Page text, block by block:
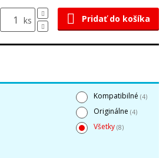
ks Pridať do košíka
Kompatibilné (4)
Originálne (4)
Všetky (8)